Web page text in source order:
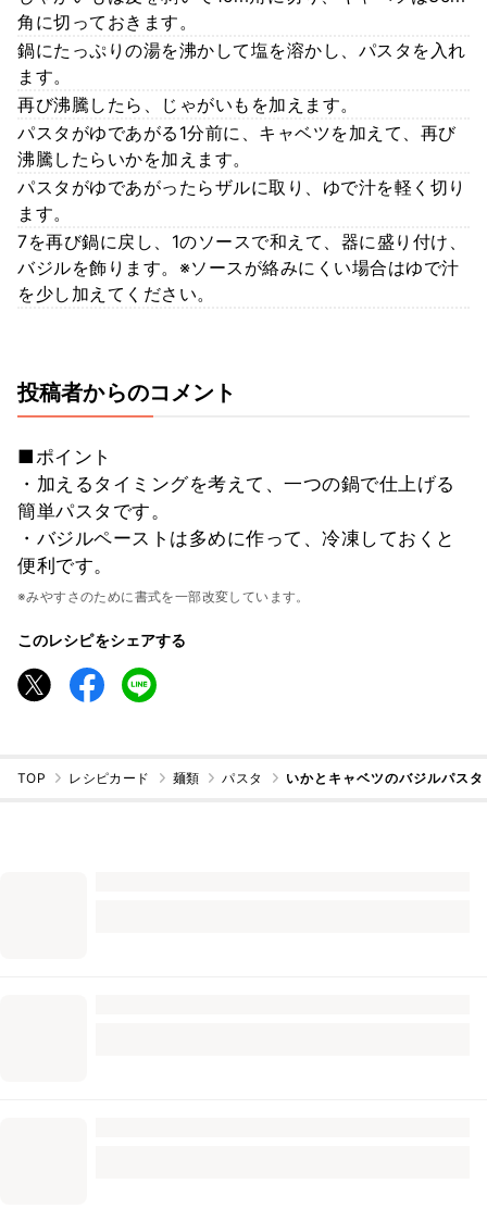
角に切っておきます。
鍋にたっぷりの湯を沸かして塩を溶かし、パスタを入れ
ます。
再び沸騰したら、じゃがいもを加えます。
パスタがゆであがる1分前に、キャベツを加えて、再び
沸騰したらいかを加えます。
パスタがゆであがったらザルに取り、ゆで汁を軽く切り
ます。
7を再び鍋に戻し、1のソースで和えて、器に盛り付け、
バジルを飾ります。※ソースが絡みにくい場合はゆで汁
を少し加えてください。
投稿者からのコメント
■ポイント
・加えるタイミングを考えて、一つの鍋で仕上げる
簡単パスタです。
・バジルペーストは多めに作って、冷凍しておくと
便利です。
※みやすさのために書式を一部改変しています。
このレシピをシェアする
TOP レシピカード 麺類 パスタ いかとキャベツのバジルパスタ